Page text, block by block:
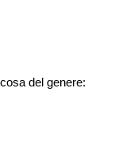
del genere: